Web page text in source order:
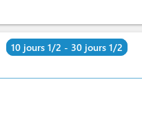
10 jours 1/2 - 30 jours 1/2